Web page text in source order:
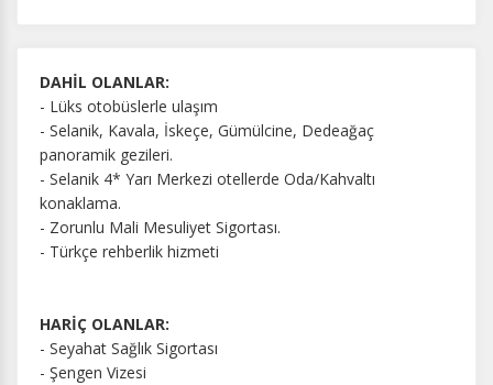
DAHİL OLANLAR:
- Lüks otobüslerle ulaşım
- Selanik, Kavala, İskeçe, Gümülcine, Dedeağaç
panoramik gezileri.
- Selanik 4* Yarı Merkezi otellerde Oda/Kahvaltı
konaklama.
- Zorunlu Mali Mesuliyet Sigortası.
- Türkçe rehberlik hizmeti
HARİÇ OLANLAR:
- Seyahat Sağlık Sigortası
- Şengen Vizesi